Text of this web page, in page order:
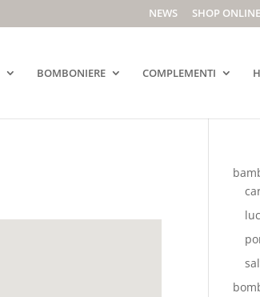
NEWS SHOP ONLINE
BOMBONIERE COMPLEMENTI